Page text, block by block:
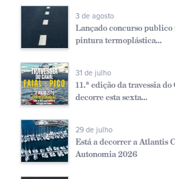
3 de agosto
Lançado concurso
pintura termoplástica...
31 de julho
11.ª edição da travessia
decorre esta sexta...
29 de julho
Está a decorrer a Atlantis
Autonomia 2026